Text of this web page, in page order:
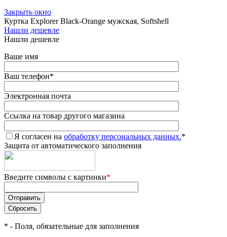
Закрыть окно
Куртка Explorer Black-Orange мужская, Softshell
Нашли дешевле
Нашли дешевле
Ваше имя
Ваш телефон*
Электронная почта
Ссылка на товар другого магазина
Я согласен на обработку персональных данных.*
Защита от автоматического заполнения
Введите символы с картинки*
* - Поля, обязательные для заполнения